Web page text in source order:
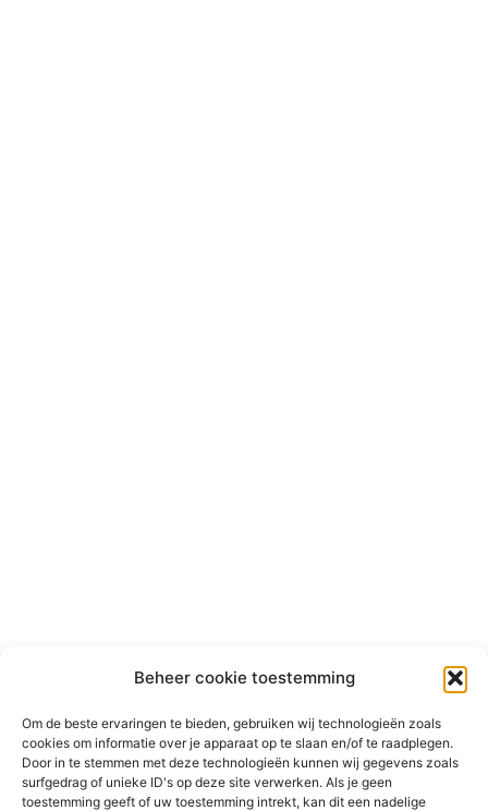
Beheer cookie toestemming
Om de beste ervaringen te bieden, gebruiken wij technologieën zoals
cookies om informatie over je apparaat op te slaan en/of te raadplegen.
Door in te stemmen met deze technologieën kunnen wij gegevens zoals
surfgedrag of unieke ID's op deze site verwerken. Als je geen
toestemming geeft of uw toestemming intrekt, kan dit een nadelige